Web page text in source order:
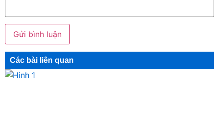
Các bài liên quan